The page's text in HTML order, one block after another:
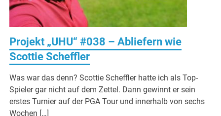
Projekt „UHU“ #038 – Abliefern wie
Scottie Scheffler
Was war das denn? Scottie Scheffler hatte ich als Top-
Spieler gar nicht auf dem Zettel. Dann gewinnt er sein
erstes Turnier auf der PGA Tour und innerhalb von sechs
Wochen […]